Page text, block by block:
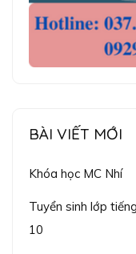
BÀI VIẾT MỚI
Khóa học MC Nhí
Tuyển sinh lớp
10